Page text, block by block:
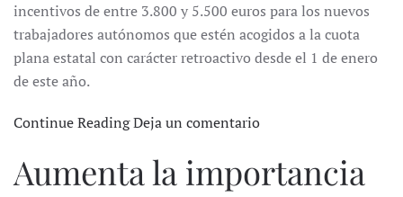
incentivos de entre 3.800 y 5.500 euros para los nuevos
trabajadores autónomos que estén acogidos a la cuota
plana estatal con carácter retroactivo desde el 1 de enero
de este año.
Continue ReadingDeja un comentario
Aumenta la importancia